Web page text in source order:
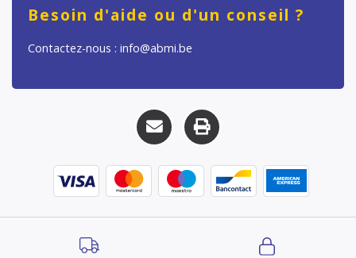
Besoin d'aide ou d'un conseil ?
Contactez-nous : info@abmi.be